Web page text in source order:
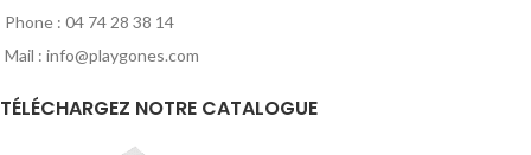
Phone : 04 74 28 38 14
Mail : info@playgones.com
TÉLÉCHARGEZ NOTRE CATALOGUE